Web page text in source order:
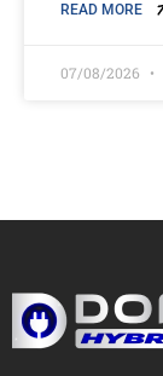
READ MORE
07/08/2026